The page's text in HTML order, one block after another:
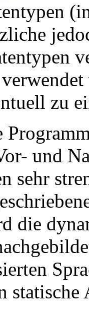
zu
und
sehr
die
statische